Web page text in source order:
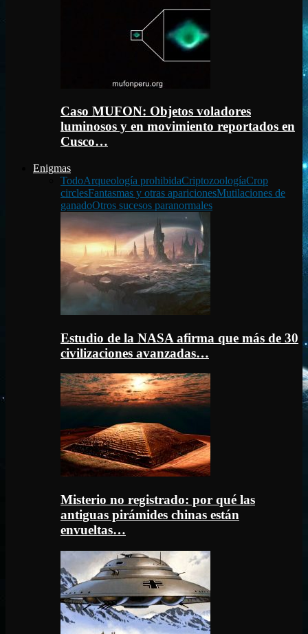
Caso MUFON: Objetos voladores
luminosos y en movimiento reportados en
Cusco…
Enigmas
TodoArqueología prohibidaCriptozoologíaCrop
circlesFantasmas y otras aparicionesMutilaciones de
ganadoOtros sucesos paranormales
Estudio de la NASA afirma que más de 30
civilizaciones avanzadas…
Misterio no registrado: por qué las
antiguas pirámides chinas están
envueltas…